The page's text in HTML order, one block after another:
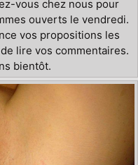
vous chez nous pour
ouverts le vendredi.
vos propositions les
lire vos commentaires.
bientôt.